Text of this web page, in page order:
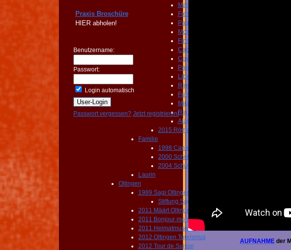
Manuel Antonio
Fiestas Quepos
Paquera Curu
Montezuma
Finca Monos
Cabo Blanco
Coyote
Paraiso
Liberia
Rincon
Fumoraoles
Miravalles
Rio Celeste
Alajuela
2015 Römerfest
Familie
1998 Canada
2000 Schottland
2004 Schwyz Panoramas
Laurin
Oltingen
1989 Sagi Oltingen
Stiftung Sagi Oltingen
2011 Määrt Oltingen
2011 Bonjour mon coeur
2011 Heimatmuseum
2012 Oltingen Tourismus
2012 Tour de Suisse
Praxis Broschüre
HIER abholen!
Benutzername:
Passwort:
Login automatisch
Passwort vergessen? Jetzt registrieren!
AUFNAHMEder